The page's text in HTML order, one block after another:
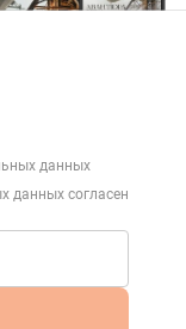
данных
данных согласен